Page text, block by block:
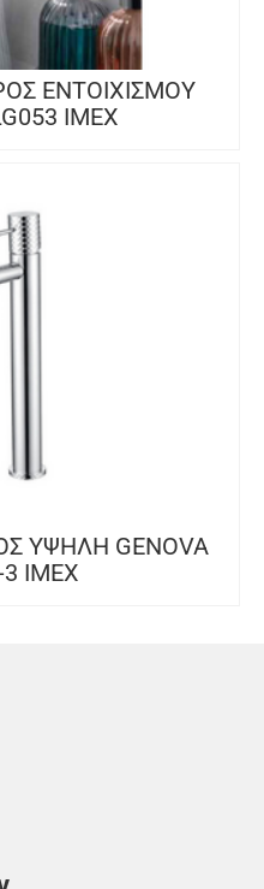
ΕΝΤΟΙΧΙΣΜΟΥ
IMEX
ΥΨΗΛΗ GENOVA
IMEX